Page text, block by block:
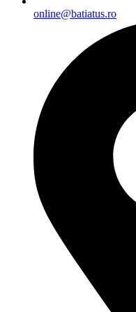
online@batiatus.ro